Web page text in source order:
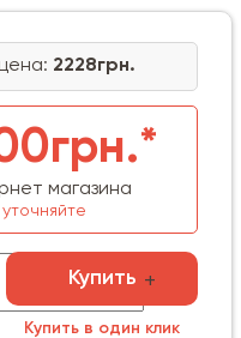
2228грн.
магазина
Купить
Купить в один клик